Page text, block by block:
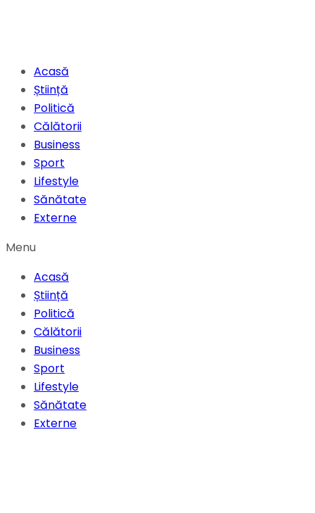
Acasă
Știință
Politică
Călătorii
Business
Sport
Lifestyle
Sănătate
Externe
Menu
Acasă
Știință
Politică
Călătorii
Business
Sport
Lifestyle
Sănătate
Externe